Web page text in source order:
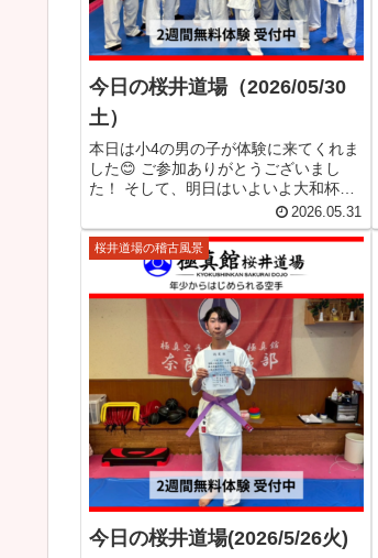
今日の桜井道場（2026/05/30
土）
本日は小4の男の子が体験に来てくれま
した😊 ご参加ありがとうございまし
た！ そして、明日はいよいよ大和杯交
流試合です🥋 出場する皆さんは、これ
までの稽古で積み重ねてきたことを信
じて、自分の実力を出し切れるよう頑
張りましょう！ 応援しています...
2026.05.31
桜井道場の稽古風景
今日の桜井道場(2026/5/26火)